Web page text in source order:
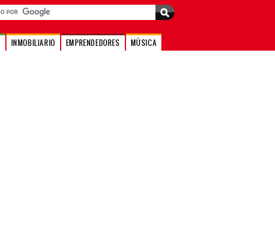
INMOBILIARIO EMPRENDEDORES MÚSICA